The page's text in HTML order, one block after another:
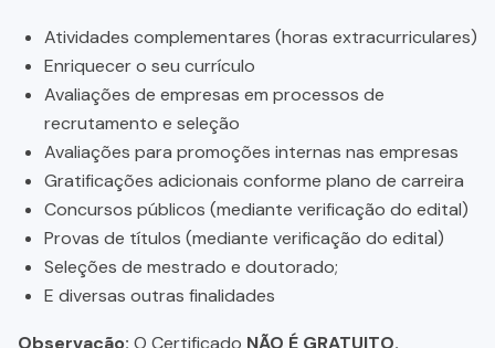
Atividades complementares (horas extracurriculares)
Enriquecer o seu currículo
Avaliações de empresas em processos de
recrutamento e seleção
Avaliações para promoções internas nas empresas
Gratificações adicionais conforme plano de carreira
Concursos públicos (mediante verificação do edital)
Provas de títulos (mediante verificação do edital)
Seleções de mestrado e doutorado;
E diversas outras finalidades
Observação: O Certificado NÃO É GRATUITO.